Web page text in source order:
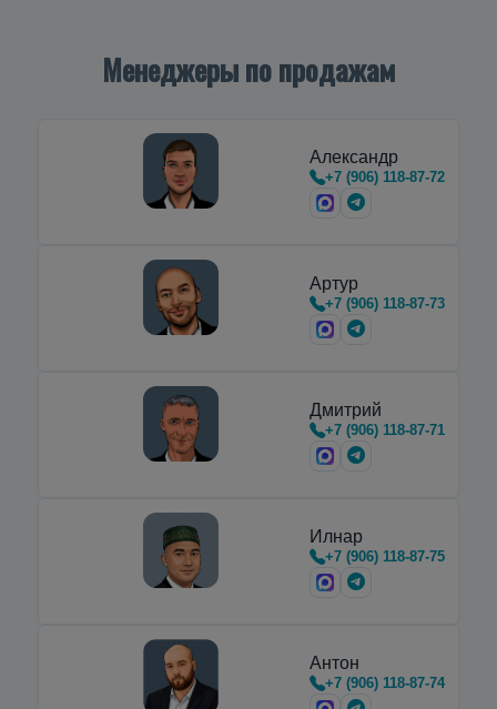
Менеджеры по продажам
Александр
+7 (906) 118-87-72
Артур
+7 (906) 118-87-73
Дмитрий
+7 (906) 118-87-71
Илнар
+7 (906) 118-87-75
Антон
+7 (906) 118-87-74